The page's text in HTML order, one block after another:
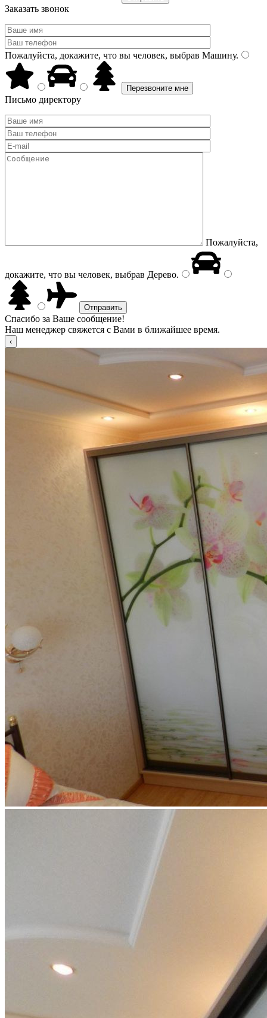
Заказать звонок
Пожалуйста, докажите, что вы человек, выбрав Машину.
Письмо директору
Пожалуйста,
докажите, что вы человек, выбрав Дерево.
Спасибо за Ваше сообщение!
Наш менеджер свяжется с Вами в ближайшее время.